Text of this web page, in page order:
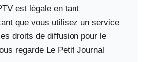
est légale en tant
que vous utilisez un service
droits de diffusion pour le
regarde Le Petit Journal